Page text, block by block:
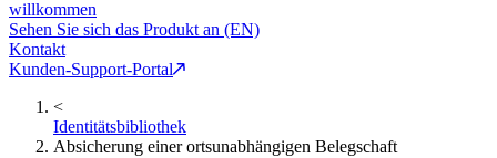
willkommen
Sehen Sie sich das Produkt an (EN)
Kontakt
Kunden-Support-Portal
<
Identitätsbibliothek
Absicherung einer ortsunabhängigen Belegschaft